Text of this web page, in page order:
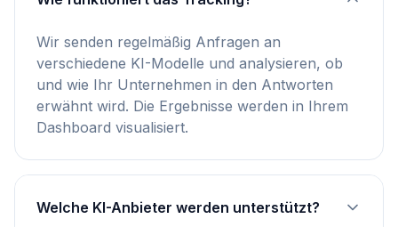
Wir senden regelmäßig Anfragen an
verschiedene KI-Modelle und analysieren, ob
und wie Ihr Unternehmen in den Antworten
erwähnt wird. Die Ergebnisse werden in Ihrem
Dashboard visualisiert.
Welche KI-Anbieter werden unterstützt?